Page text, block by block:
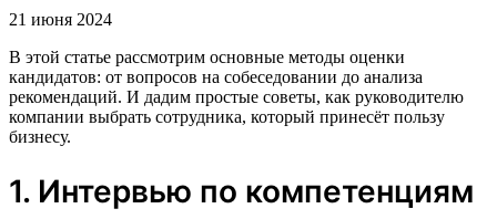
21 июня 2024
В этой статье рассмотрим основные методы оценки
кандидатов: от вопросов на собеседовании до анализа
рекомендаций. И дадим простые советы, как руководителю
компании выбрать сотрудника, который принесёт пользу
бизнесу.
1. Интервью по компетенциям